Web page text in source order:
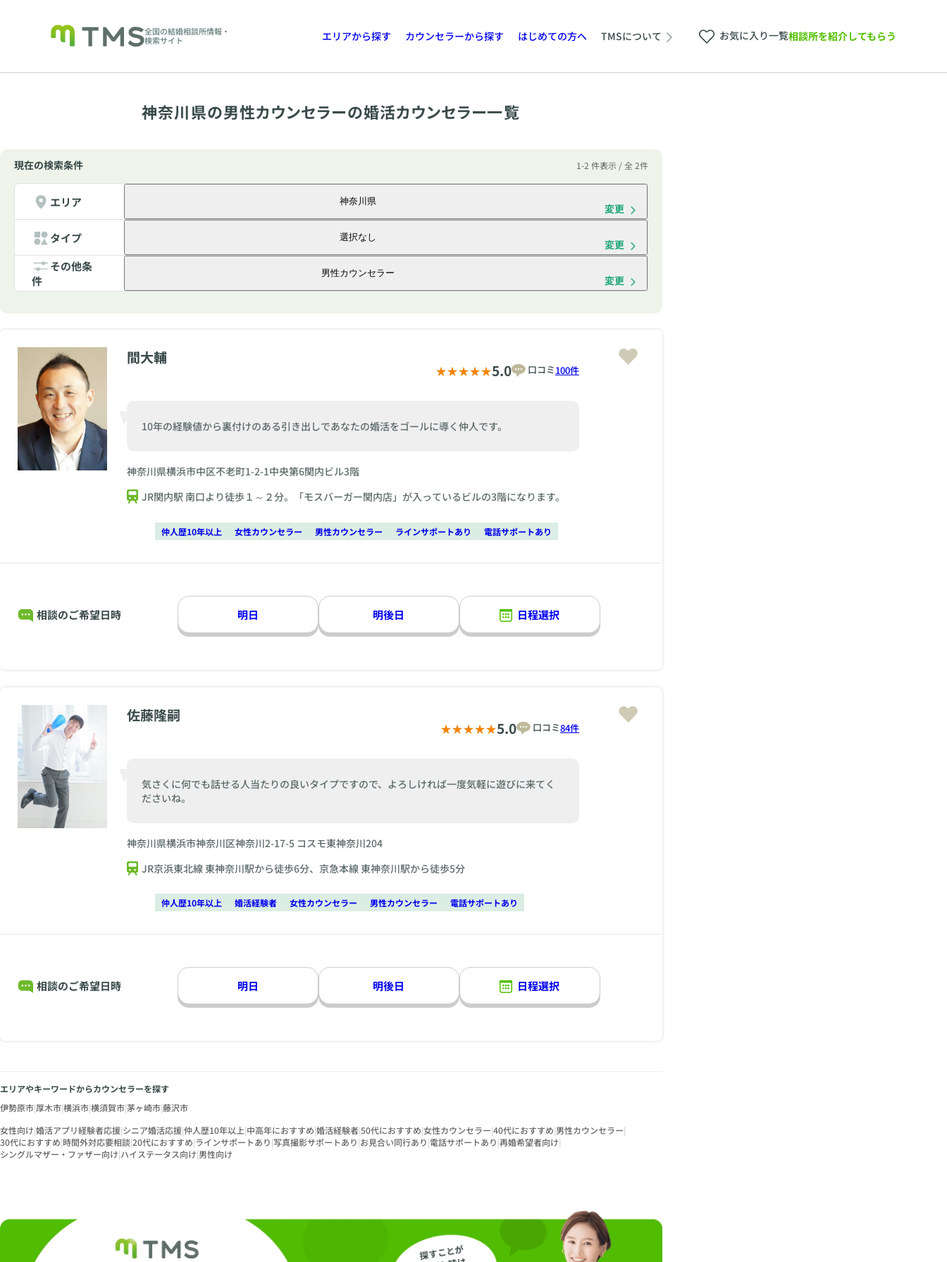
全国の結婚相談所情報・
検索サイト
エリアから探す カウンセラーから探す はじめての方へ TMSについて お気に入り一覧相談所を紹介してもらう
神奈川県の男性カウンセラーの婚活カウンセラー一覧
現在の検索条件 1-2 件表示 / 全 2件
エリア 神奈川県
変更
タイプ 選択なし
変更
その他条
件
男性カウンセラー
変更
間大輔
10年の経験値から裏付けのある引き出しであなたの婚活をゴールに導く仲人です。
5.0 口コミ100件
神奈川県横浜市中区不老町1-2-1中央第6関内ビル3階
JR関内駅 南口より徒歩１～２分。「モスバーガー関内店」が入っているビルの3階になります。
仲人歴10年以上 女性カウンセラー 男性カウンセラー ラインサポートあり 電話サポートあり
相談のご希望日時 明日 明後日 日程選択
佐藤隆嗣
気さくに何でも話せる人当たりの良いタイプですので、よろしければ一度気軽に遊びに来てく
ださいね。
5.0 口コミ84件
神奈川県横浜市神奈川区神奈川2-17-5 コスモ東神奈川204
JR京浜東北線 東神奈川駅から徒歩6分、京急本線 東神奈川駅から徒歩5分
仲人歴10年以上 婚活経験者 女性カウンセラー 男性カウンセラー 電話サポートあり
相談のご希望日時 明日 明後日 日程選択
エリアやキーワードからカウンセラーを探す
伊勢原市|厚木市|横浜市|横須賀市|茅ヶ崎市|藤沢市
女性向け|婚活アプリ経験者応援|シニア婚活応援|仲人歴10年以上|中高年におすすめ|婚活経験者|50代におすすめ|女性カウンセラー|40代におすすめ|男性カウンセラー|
30代におすすめ|時間外対応要相談|20代におすすめ|ラインサポートあり|写真撮影サポートあり|お見合い同行あり|電話サポートあり|再婚希望者向け|
シングルマザー・ファザー向け|ハイステータス向け|男性向け